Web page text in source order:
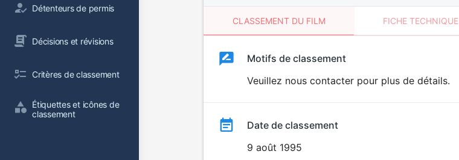
Détenteurs de permis
Décisions et révisions
Critères de classement
Étiquettes et icônes de
classement
CLASSEMENT DU FILM FICHE TECHNIQUE
ClassementClassement
Motifs de classement
Veuillez nous contacter pour plus de détails.
Date de classement
9 août 1995